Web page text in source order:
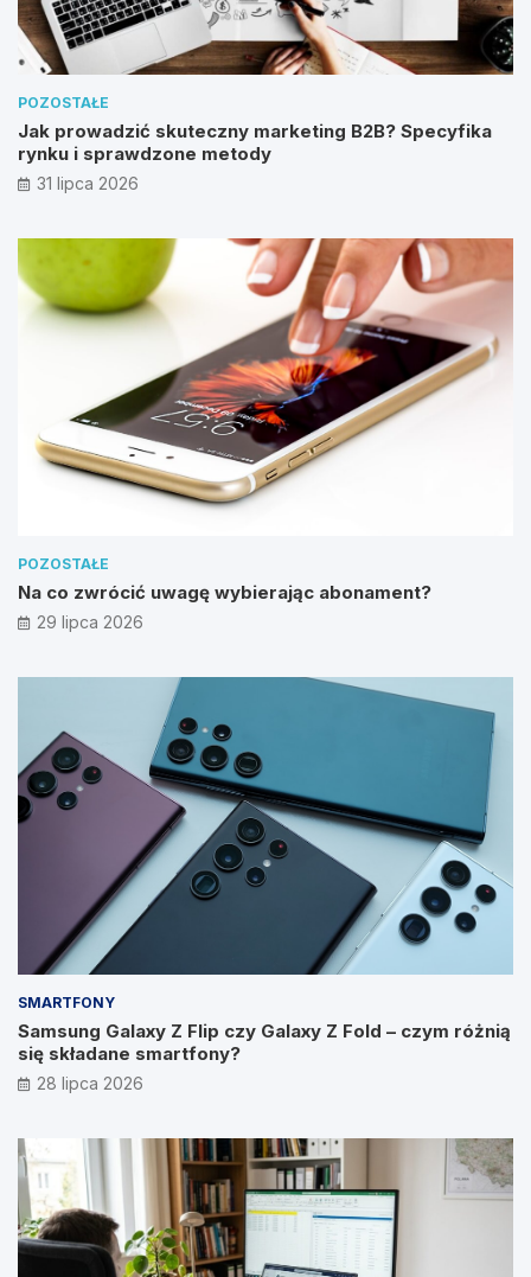
POZOSTAŁE
Jak prowadzić skuteczny marketing B2B? Specyfika
rynku i sprawdzone metody
31 lipca 2026
POZOSTAŁE
Na co zwrócić uwagę wybierając abonament?
29 lipca 2026
SMARTFONY
Samsung Galaxy Z Flip czy Galaxy Z Fold – czym różnią
się składane smartfony?
28 lipca 2026